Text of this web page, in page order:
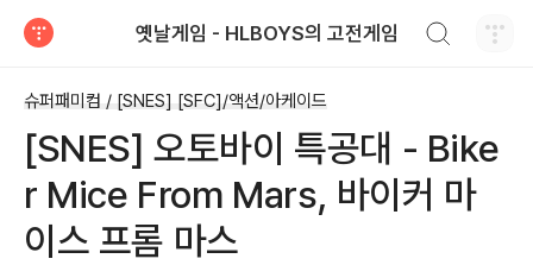
옛날게임 - HLBOYS의 고전게임
슈퍼패미컴 / [SNES] [SFC]/액션/아케이드
[SNES] 오토바이 특공대 - Bike
r Mice From Mars, 바이커 마
이스 프롬 마스